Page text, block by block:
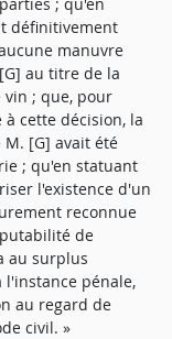
définitivement
manuvre
au titre de la
vin ; que, pour
cette décision, la
[G] avait été
; qu'en statuant
l'existence d'un
reconnue
de
au surplus
l'instance pénale,
au regard de
civil. »